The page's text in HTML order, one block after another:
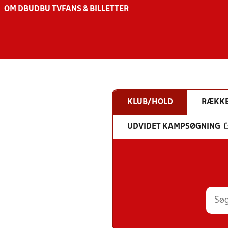
OM DBU DBU TV FANS & BILLETTER
KLUB/HOLD
UDVIDET KAMPSØGNING